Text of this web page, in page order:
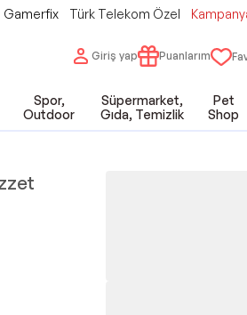
Gamerfix Türk Telekom Özel
Giriş yap Puanlarım
Spor,
Outdoor
Süpermarket,
Gıda, Temizlik
Pet
Shop